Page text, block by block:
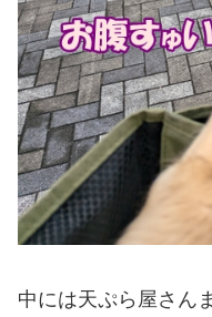
中には天ぷら屋さん